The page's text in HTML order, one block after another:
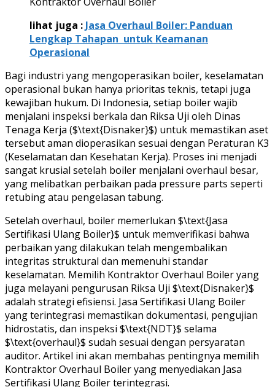
lihat juga : Jasa Overhaul Boiler: Panduan
Lengkap Tahapan untuk Keamanan
Operasional
Bagi industri yang mengoperasikan boiler, keselamatan
operasional bukan hanya prioritas teknis, tetapi juga
kewajiban hukum. Di Indonesia, setiap boiler wajib
menjalani inspeksi berkala dan Riksa Uji oleh Dinas
Tenaga Kerja ($\text{Disnaker}$) untuk memastikan aset
tersebut aman dioperasikan sesuai dengan Peraturan K3
(Keselamatan dan Kesehatan Kerja). Proses ini menjadi
sangat krusial setelah boiler menjalani overhaul besar,
yang melibatkan perbaikan pada pressure parts seperti
retubing atau pengelasan tabung.
Setelah overhaul, boiler memerlukan $\text{Jasa
Sertifikasi Ulang Boiler}$ untuk memverifikasi bahwa
perbaikan yang dilakukan telah mengembalikan
integritas struktural dan memenuhi standar
keselamatan. Memilih Kontraktor Overhaul Boiler yang
juga melayani pengurusan Riksa Uji $\text{Disnaker}$
adalah strategi efisiensi. Jasa Sertifikasi Ulang Boiler
yang terintegrasi memastikan dokumentasi, pengujian
hidrostatis, dan inspeksi $\text{NDT}$ selama
$\text{overhaul}$ sudah sesuai dengan persyaratan
auditor. Artikel ini akan membahas pentingnya memilih
Kontraktor Overhaul Boiler yang menyediakan Jasa
Sertifikasi Ulang Boiler terintegrasi.